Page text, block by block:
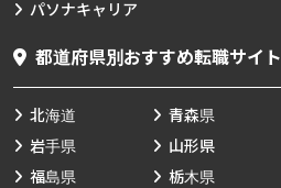
パソナキャリア
都道府県別おすすめ転職サイト
北海道 青森県
岩手県
山形県
福島県
栃木県